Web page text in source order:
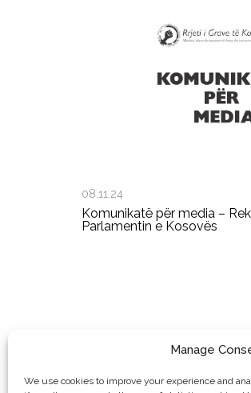
Manage
We use cookies to improve your experience and
08.11.24
Komunikatë për media –
Parlamentin e Kosovës